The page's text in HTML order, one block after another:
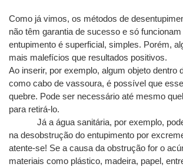
Como já vimos, os métodos de
não têm garantia de sucesso e só funcionam
entupimento é superficial, simples. Porém,
mais malefícios que resultados positivos.
Ao inserir, por exemplo, algum objeto dentro
como cabo de vassoura, é possível que
quebre. Pode ser necessário até mesmo
para retirá-lo.
Já a água sanitária, por exemplo,
na desobstrução do entupimento por
atente-se! Se a causa da obstrução for o
materiais como plástico, madeira, papel,